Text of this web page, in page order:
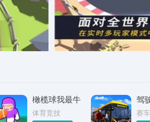
橄榄球我最牛
体育竞技
驾
赛